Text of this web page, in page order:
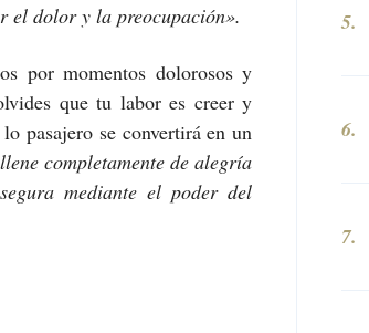
el dolor y la preocupación».
por momentos dolorosos y
que tu labor es creer y
pasajero se convertirá en un
completamente de alegría
mediante el poder del